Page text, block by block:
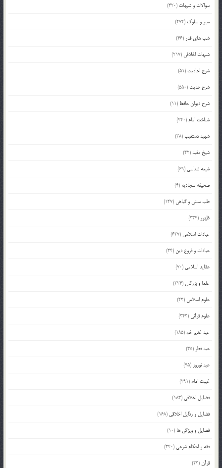
سوالات و شبهات (420)
سیر و سلوک (274)
شب های قدر (46)
شبهات اخلاقی (217)
شرح احادیث (51)
شرح حدیث (550)
شرح دیوان حافظ (11)
شناخت امام (440)
شهید دستغیب(38)
شیخ مفید(42)
شیعه شناسی (69)
صحیفه سجادیه (4)
طب سنتی و گیاهی (147)
ظهور (334)
عبادات اسلامی (627)
عبادات و فروع دین (34)
عقاید اسلامی (70)
علما و بزرگان (224)
علوم اسلامی (43)
علوم قرآنی (343)
عید غدیر خم(185)
عید فطر (35)
عید نوروز (45)
غیبت امام (291)
فضایل اخلاقی (183)
فضایل و رذایل اخلاقی (168)
فضایل و ویژگی ها (10)
فقه و احکام شرعی (340)
قرآن (23)